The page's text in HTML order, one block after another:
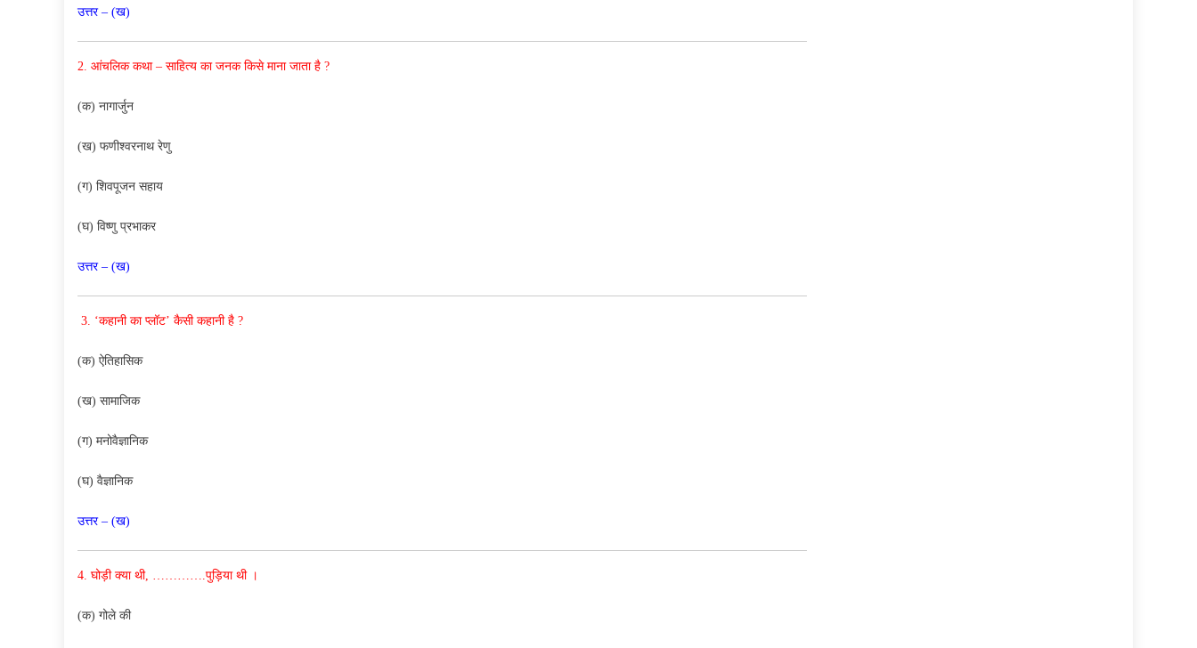
उत्तर – (ख)
2. आंचलिक कथा – साहित्य का जनक किसे माना जाता है ?
(क) नागार्जुन
(ख) फणीश्वरनाथ रेणु
(ग) शिवपूजन सहाय
(घ) विष्णु प्रभाकर
उत्तर – (ख)
3. ‘कहानी का प्लॉट’ कैसी कहानी है ?
(क) ऐतिहासिक
(ख) सामाजिक
(ग) मनोवैज्ञानिक
(घ) वैज्ञानिक
उत्तर – (ख)
4. घोड़ी क्या थी, ………….पुड़िया थी ।
(क) गोले की